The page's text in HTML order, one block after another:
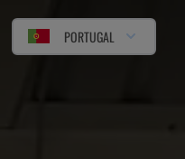
PORTUGAL